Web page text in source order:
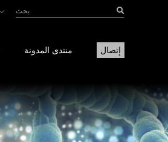
منتدى المدونة إتصال